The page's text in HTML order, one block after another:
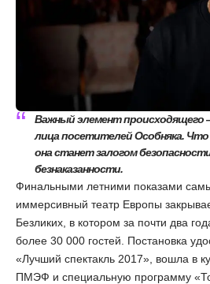
Важный элемент происходящего
лица посетителей Особняка.
она станет залогом
безнаказанности.
Финальными летними показами
иммерсивный театр Европы
Безликих, в котором за почти два
более 30 000 гостей. Постановка
«Лучший спектакль 2017», вошла в
ПМЭФ и специальную программу